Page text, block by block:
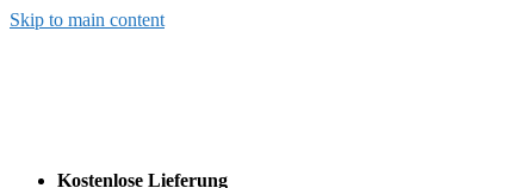
Skip to main content
Kostenlose Lieferung